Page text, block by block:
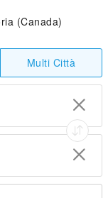
(Canada)
Multi Città